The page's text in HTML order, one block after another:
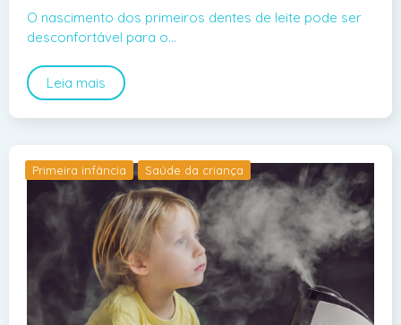
O nascimento dos primeiros dentes de leite pode ser
desconfortável para o…
Leia mais
Primeira infância Saúde da criança